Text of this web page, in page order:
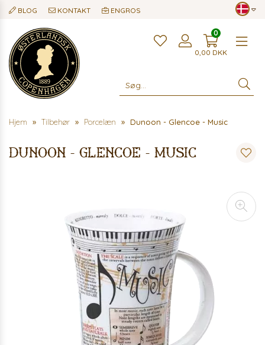
BLOG KONTAKT ENGROS
0,00 DKK
0
Hjem Tilbehør Porcelæn Dunoon - Glencoe - Music
Dunoon - Glencoe - Music